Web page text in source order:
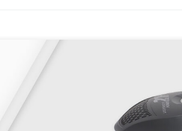
Was ist Lasertherapie? Die ersten medizinischen
Anwendungen der Lasertechnik wurden im Jahr
1960 durchgeführt. Der Ungar Endre Mester
untersuchte im Jahr 1963 die Auswirkung von
niederenergetischer Laserstrahlung auf schlecht
heilende Wunden. Bei der Low Level Laser